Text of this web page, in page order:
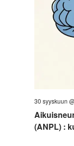
(ANPL) :
30 syyskuun